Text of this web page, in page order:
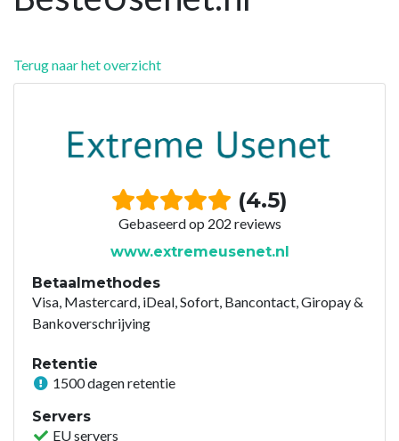
Terug naar het overzicht
(4.5)
Gebaseerd op 202 reviews
www.extremeusenet.nl
Betaalmethodes
Visa, Mastercard, iDeal, Sofort, Bancontact, Giropay &
Bankoverschrijving
Retentie
1500 dagen retentie
Servers
EU servers